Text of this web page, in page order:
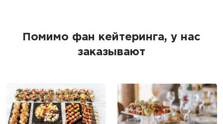
Помимо фан кейтеринга, у нас
заказывают